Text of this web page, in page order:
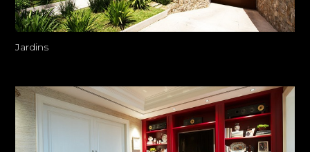
Jardins